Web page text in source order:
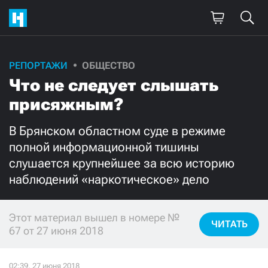
РЕПОРТАЖИ ОБЩЕСТВО
Что не следует слышать
присяжным?
В Брянском областном суде в режиме
полной информационной тишины
слушается крупнейшее за всю историю
наблюдений «наркотическое» дело
Этот материал вышел в номере №
67 от 27 июня 2018
ЧИТАТЬ
Поддержите
нашу работу!
Ежемесячно
3000 1000
500 300